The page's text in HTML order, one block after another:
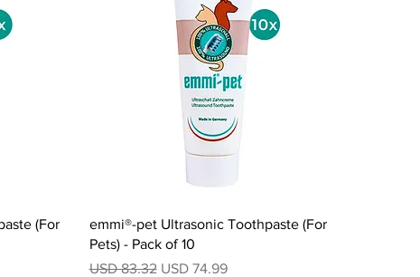
(For
Vista rápida
emmi®-pet Ultrasonic Toothpaste (For
Pets) - Pack of 10
Precio
USD 83.32 Precio de oferta
USD 74.99